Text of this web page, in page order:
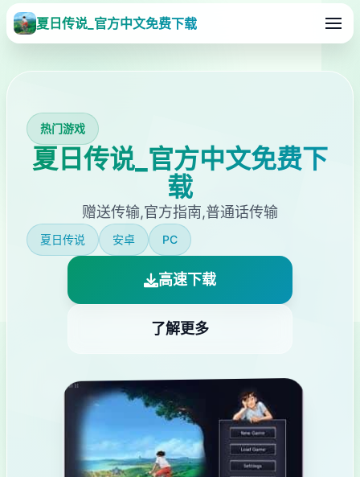
夏日传说_官方中文免费下载
热门游戏
夏日传说_官方中文免费下
载
赠送传输,官方指南,普通话传输
夏日传说 安卓 PC
高速下载
了解更多